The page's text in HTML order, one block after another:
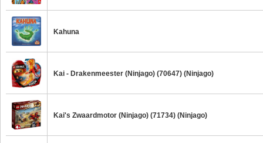
Kahuna
Kai - Drakenmeester (Ninjago) (70647) (Ninjago)
Kai's Zwaardmotor (Ninjago) (71734) (Ninjago)